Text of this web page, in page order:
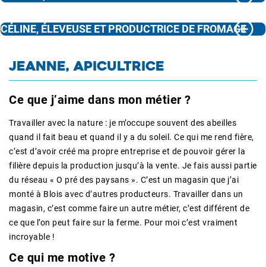
CÉLINE, ÉLEVEUSE ET PRODUCTRICE DE FROMAGE
JEANNE, APICULTRICE
Ce que j’aime dans mon métier ?
Travailler avec la nature : je m’occupe souvent des abeilles
quand il fait beau et quand il y a du soleil. Ce qui me rend fière,
c’est d’avoir créé ma propre entreprise et de pouvoir gérer la
filière depuis la production jusqu’à la vente. Je fais aussi partie
du réseau « O pré des paysans ». C’est un magasin que j’ai
monté à Blois avec d’autres producteurs. Travailler dans un
magasin, c’est comme faire un autre métier, c’est différent de
ce que l’on peut faire sur la ferme. Pour moi c’est vraiment
incroyable !
Ce qui me motive ?